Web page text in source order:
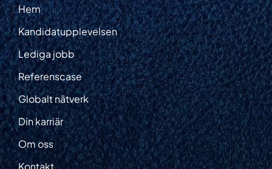
Hem
Kandidatupplevelsen
Lediga jobb
Referenscase
Globalt nätverk
Din karriär
Om oss